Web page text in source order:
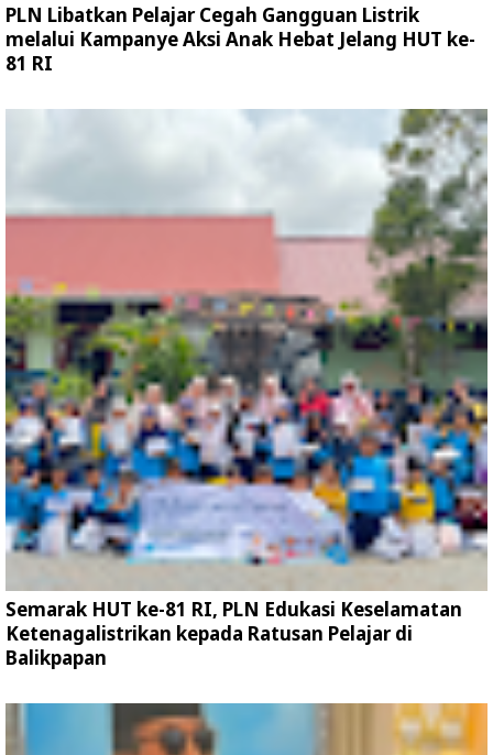
PLN Libatkan Pelajar Cegah Gangguan Listrik
melalui Kampanye Aksi Anak Hebat Jelang HUT ke-
81 RI
Semarak HUT ke-81 RI, PLN Edukasi Keselamatan
Ketenagalistrikan kepada Ratusan Pelajar di
Balikpapan